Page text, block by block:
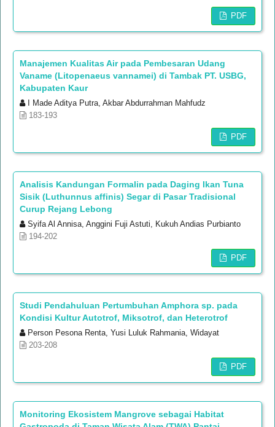
PDF
Manajemen Kualitas Air pada Pembesaran Udang
Vaname (Litopenaeus vannamei) di Tambak PT. USBG,
Kabupaten Kaur
I Made Aditya Putra, Akbar Abdurrahman Mahfudz
183-193
PDF
Analisis Kandungan Formalin pada Daging Ikan Tuna
Sisik (Luthunnus affinis) Segar di Pasar Tradisional
Curup Rejang Lebong
Syifa Al Annisa, Anggini Fuji Astuti, Kukuh Andias Purbianto
194-202
PDF
Studi Pendahuluan Pertumbuhan Amphora sp. pada
Kondisi Kultur Autotrof, Miksotrof, dan Heterotrof
Person Pesona Renta, Yusi Luluk Rahmania, Widayat
203-208
PDF
Monitoring Ekosistem Mangrove sebagai Habitat